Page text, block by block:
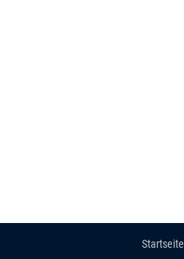
Startseite